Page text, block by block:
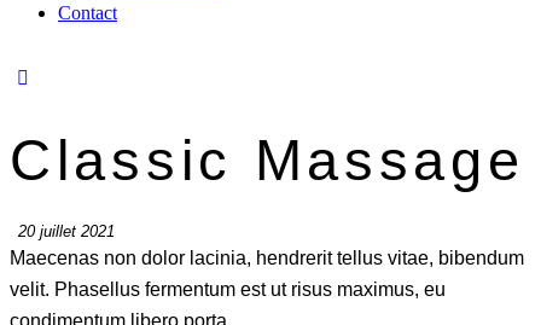
Contact
Classic Massage
20 juillet 2021
Maecenas non dolor lacinia, hendrerit tellus vitae, bibendum
velit. Phasellus fermentum est ut risus maximus, eu